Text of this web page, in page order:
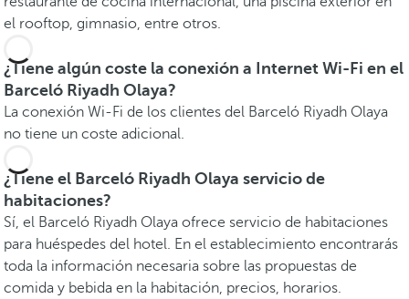
el rooftop, gimnasio, entre otros.
¿Tiene algún coste la conexión a Internet Wi-Fi en el
Barceló Riyadh Olaya?
La conexión Wi-Fi de los clientes del Barceló Riyadh Olaya
no tiene un coste adicional.
¿Tiene el Barceló Riyadh Olaya servicio de
habitaciones?
Sí, el Barceló Riyadh Olaya ofrece servicio de habitaciones
para huéspedes del hotel. En el establecimiento encontrarás
toda la información necesaria sobre las propuestas de
comida y bebida en la habitación, precios, horarios.